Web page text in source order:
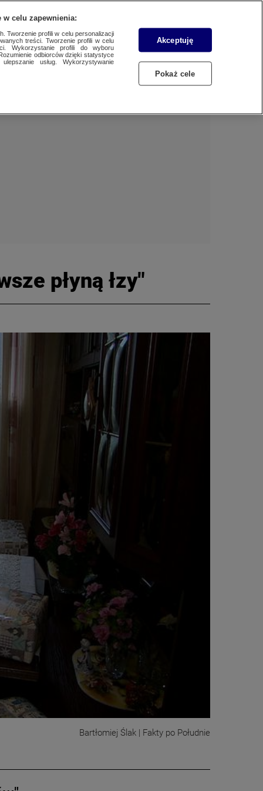
Dzień dobry!
ZALOGUJ SIĘ
płyną łzy"
Bartłomiej Ślak | Fakty po Południe
w celu zapewnienia:
Tworzenie profili w celu personalizacji
treści. Tworzenie profili w celu
Wykorzystanie profili do wyboru
odbiorców dzięki statystyce
usług. Wykorzystywanie
Akceptuję
Pokaż cele